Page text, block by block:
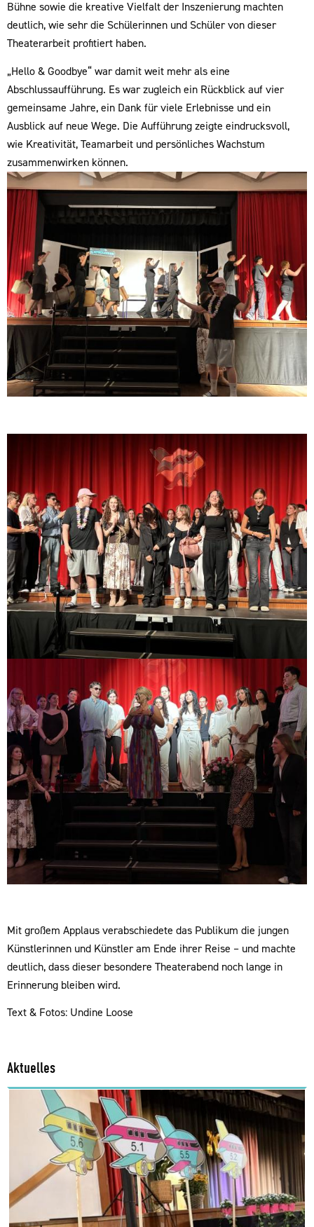
Bühne sowie die kreative Vielfalt der Inszenierung machten
deutlich, wie sehr die Schülerinnen und Schüler von dieser
Theaterarbeit profitiert haben.
„Hello & Goodbye“ war damit weit mehr als eine
Abschlussaufführung. Es war zugleich ein Rückblick auf vier
gemeinsame Jahre, ein Dank für viele Erlebnisse und ein
Ausblick auf neue Wege. Die Aufführung zeigte eindrucksvoll,
wie Kreativität, Teamarbeit und persönliches Wachstum
zusammenwirken können.
Mit großem Applaus verabschiedete das Publikum die jungen
Künstlerinnen und Künstler am Ende ihrer Reise – und machte
deutlich, dass dieser besondere Theaterabend noch lange in
Erinnerung bleiben wird.
Text & Fotos: Undine Loose
Aktuelles